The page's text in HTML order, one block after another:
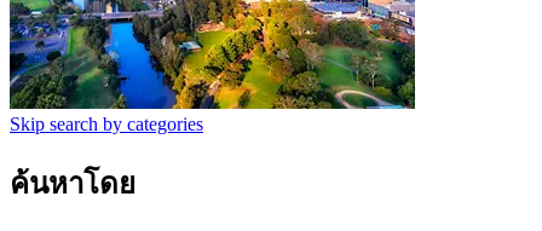
Skip search by categories
ค้นหาโดย